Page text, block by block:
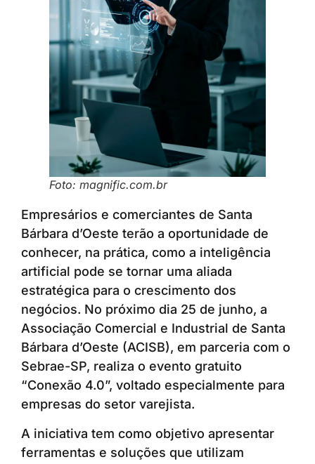
Foto: magnific.com.br
Empresários e comerciantes de Santa
Bárbara d’Oeste terão a oportunidade de
conhecer, na prática, como a inteligência
artificial pode se tornar uma aliada
estratégica para o crescimento dos
negócios. No próximo dia 25 de junho, a
Associação Comercial e Industrial de Santa
Bárbara d’Oeste (ACISB), em parceria com o
Sebrae-SP, realiza o evento gratuito
“Conexão 4.0”, voltado especialmente para
empresas do setor varejista.
A iniciativa tem como objetivo apresentar
ferramentas e soluções que utilizam